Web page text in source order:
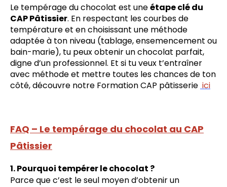
Le tempérage du chocolat est uneétape clé du
CAP Pâtissier. En respectant les courbes de
température et en choisissant une méthode
adaptée à ton niveau (tablage, ensemencement ou
bain-marie), tu peux obtenir un chocolat parfait,
digne d’un professionnel. Et si tu veux t’entraîner
avec méthode et mettre toutes les chances de ton
côté, découvre notre Formation CAP pâtisserie ici
FAQ – Le tempérage du chocolat au CAP
Pâtissier
1. Pourquoi tempérer le chocolat ?
Parce que c’est le seul moyen d’obtenir un